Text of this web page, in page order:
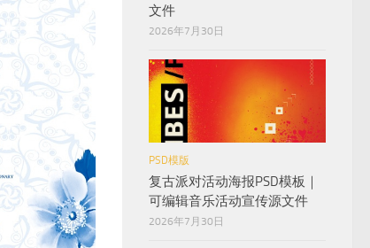
文件
2026年7月30日
PSD模版
复古派对活动海报PSD模板｜
可编辑音乐活动宣传源文件
2026年7月30日